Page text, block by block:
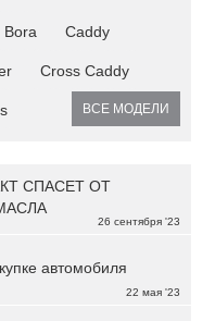
Bora Caddy
Cross Caddy
ВСЕ МОДЕЛИ
26 сентября '23
СПАСЕТ ОТ
22 мая '23
автомобиля